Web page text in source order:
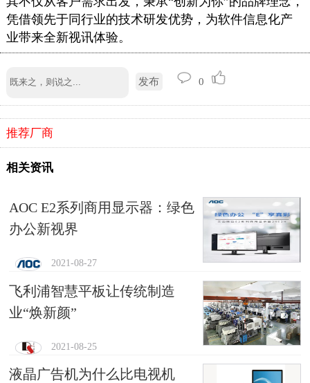
凭借领先于同行业的技术研发优势，为软件信息化产
业带来全新视讯体验。
发布 0
推荐厂商
相关资讯
AOC E2系列商用显示器：绿色
办公新视界
2021-08-27
飞利浦智慧平板让传统制造
业“焕新颜”
2021-08-25
液晶广告机为什么比电视机